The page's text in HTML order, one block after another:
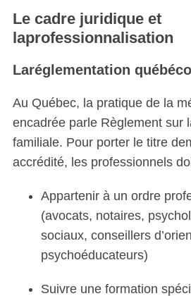
Le cadre juridique et
laprofessionnalisation
Laréglementation
Au Québec, la pratique de la
encadrée parle Règlement sur
familiale. Pour porter le titre
accrédité, les professionnels
Appartenir à un ordre
(avocats, notaires,
sociaux, conseillers
psychoéducateurs)
Suivre une formation